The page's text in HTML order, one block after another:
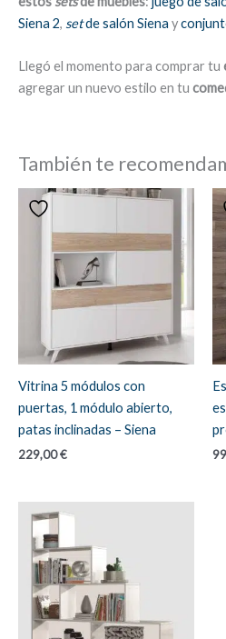
Siena 2, setde salón Siena y
Llegó el momento para comprar tu
agregar un nuevo estilo en tu
También te
Vitrina 5 módulos con
puertas, 1 módulo abierto,
patas inclinadas – Siena
229,00€